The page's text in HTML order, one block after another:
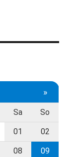
»
Sa So
01 02
08 09